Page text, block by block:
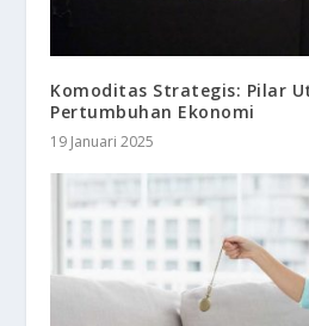
Komoditas Strategis: Pilar
Pertumbuhan Ekonomi
19 Januari 2025